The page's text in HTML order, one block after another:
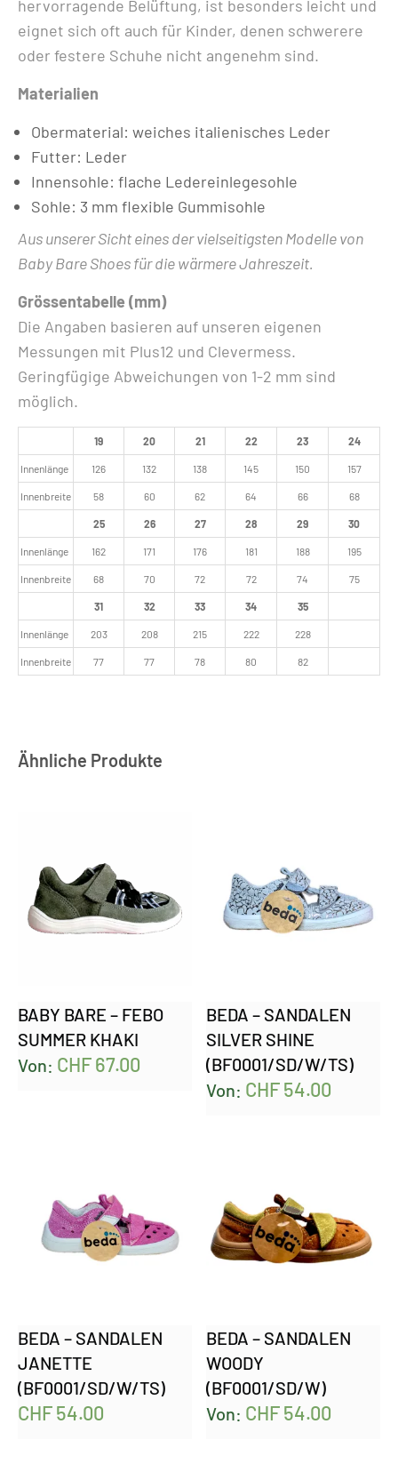
hervorragende Belüftung, ist besonders leicht und
eignet sich oft auch für Kinder, denen schwerere
oder festere Schuhe nicht angenehm sind.
Materialien
Obermaterial: weiches italienisches Leder
Futter: Leder
Innensohle: flache Ledereinlegesohle
Sohle: 3 mm flexible Gummisohle
Aus unserer Sicht eines der vielseitigsten Modelle von
Baby Bare Shoes für die wärmere Jahreszeit.
Grössentabelle (mm)
Die Angaben basieren auf unseren eigenen
Messungen mit Plus12 und Clevermess.
Geringfügige Abweichungen von 1-2 mm sind
möglich.
19 20 21 22 23 24
Innenlänge 126 132 138 145 150 157
Innenbreite 58 60 62 64 66 68
25 26 27 28 29 30
Innenlänge 162 171 176 181 188 195
Innenbreite 68 70 72 72 74 75
31 32 33 34 35
Innenlänge 203 208 215 222 228
Innenbreite 77 77 78 80 82
Ähnliche Produkte
BABY BARE – FEBO
SUMMER KHAKI
Von: CHF67.00
BEDA – SANDALEN
SILVER SHINE
(BF0001/SD/W/TS)
Von: CHF54.00
BEDA – SANDALEN
JANETTE
(BF0001/SD/W/TS)
CHF54.00
BEDA – SANDALEN
WOODY
(BF0001/SD/W)
Von: CHF54.00